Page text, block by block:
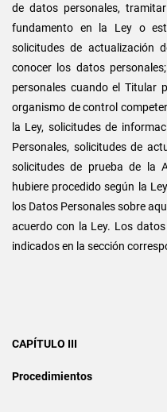
de datos personales,
fundamento en la Ley o
solicitudes de actualización
conocer los datos
personales cuando el Titular
organismo de control
la Ley, solicitudes de
Personales, solicitudes de
solicitudes de prueba de la
hubiere procedido según la
los Datos Personales sobre
acuerdo con la Ley. Los
indicados en la sección
CAPÍTULO III
Procedimientos